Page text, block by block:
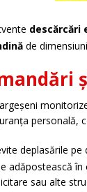
descărcări
de
personală,
deplasările
adăpostească
sau alte